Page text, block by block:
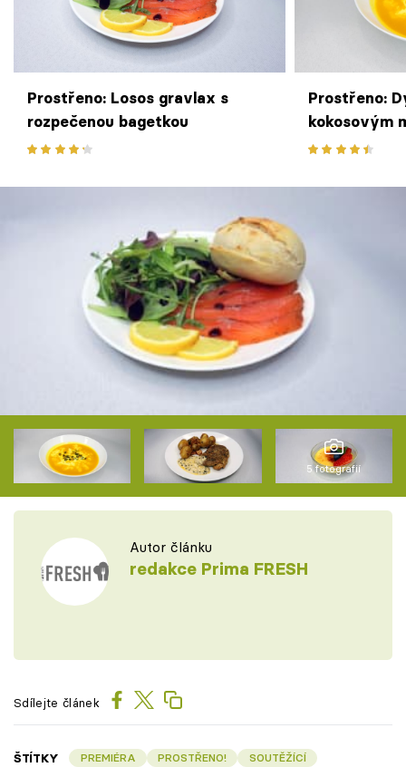
Prostřeno: Losos gravlax s
rozpečenou bagetkou
Prostřeno:
kokosovým
5 fotografií
Autor článku
redakce Prima FRESH
Sdílejte článek
ŠTÍTKY PREMIÉRA PROSTŘENO!
SOUTĚŽÍCÍ